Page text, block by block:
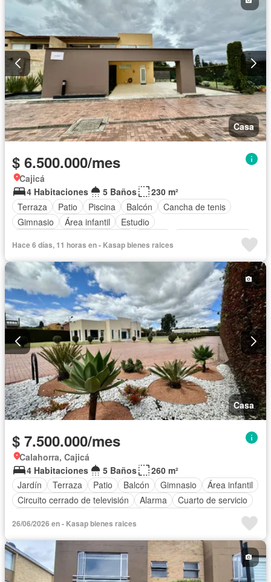
Casa
$ 6.500.000/mes
Cajicá
4 Habitaciones
5 Baños
230 m²
Terraza
Patio Piscina Balcón
Cancha de tenis
Gimnasio
Área infantil
Estudio
Cuarto de servicio
Vista panorámica
Chimenea Barbecue
Sauna
Gas natural
Hace 6 días, 11 horas en - Kasap bienes raices
Casa
$ 7.500.000/mes
Calahorra, Cajicá
4 Habitaciones
5 Baños
260 m²
Jardín
Terraza Patio Balcón Gimnasio
Área infantil
Circuito cerrado de televisión
Alarma
Cuarto de servicio
26/06/2026 en - Kasap bienes raices